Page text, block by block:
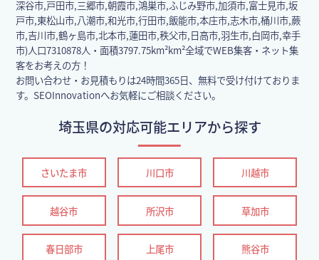
深谷市,戸田市,三郷市,朝霞市,鴻巣市,ふじみ野市,加須市,富士見市,坂
戸市,東松山市,八潮市,和光市,行田市,飯能市,本庄市,志木市,桶川市,蕨
市,吉川市,鶴ヶ島市,北本市,蓮田市,秩父市,日高市,羽生市,白岡市,幸手
市)人口7310878人・面積3797.75km²km²全域でWEB集客・ネット集
客をお考えの方！
お問い合わせ・お見積もりは24時間365日、無料で受け付けておりま
す。SEOInnovationへお気軽にご相談ください。
埼玉県の対応可能エリアから探す
さいたま市 川口市 川越市
越谷市 所沢市 草加市
春日部市 上尾市 熊谷市